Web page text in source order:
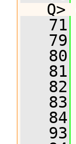
Q>
   71
   79
   80
   81
   82
   83
   84
   93